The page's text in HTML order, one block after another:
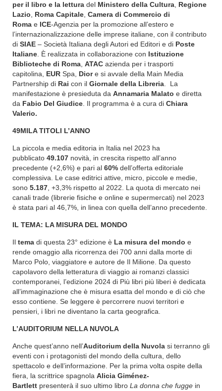
per il libro e la lettura del Ministero della Cultura Regione
Lazio
Roma Capitale Camera di Commercio di
Roma e ICE-Agenzia per la promozione all’estero e
l’internazionalizzazione delle imprese italiane, con il contributo
di SIAE – Società Italiana degli Autori ed Editori e di Poste
Italiane . È realizzata in collaborazione con Istituzione
Biblioteche di Roma ATAC azienda per i trasporti
capitolina, EUR Spa, Diore si avvale della Main Media
Partnership di Rai con il Giornale della Libreria . La
manifestazione è presieduta da Annamaria Malato e diretta
da Fabio Del Giudice . Il programma è a cura di Chiara
Valerio.
49MILA TITOLI L’ANNO
La piccola e media editoria in Italia nel 2023 ha
pubblicato 49.107 novità, in crescita rispetto all’anno
precedente (+2,6%) e pari al 60% dell’offerta editoriale
complessiva. Le case editrici attive, micro, piccole e medie,
sono 5.187 , +3,3% rispetto al 2022. La quota di mercato nei
canali trade (librerie fisiche e online e supermercati) nel 2023
è stata pari al 46,7%, in linea con quella dell’anno precedente.
IL TEMA: LA MISURA DEL MONDO
Il tema di questa 23° edizione è La misura del mondo e
rende omaggio alla ricorrenza dei 700 anni dalla morte di
Marco Polo, viaggiatore e autore de Il Milione. Da questo
capolavoro della letteratura di viaggio ai romanzi classici
contemporanei, l’edizione 2024 di Più libri più liberi è dedicata
all’immaginazione che è misura esatta del mondo e di ciò che
esso contiene. Se leggere è percorrere nuovi territori e
pensieri, i libri ne diventano la carta geografica.
L’AUDITORIUM NELLA NUVOLA
Anche quest’anno nell’Auditorium della Nuvola si terranno gli
eventi con i protagonisti del mondo della cultura, dello
spettacolo e dell’informazione. Per la prima volta ospite della
fiera, la scrittrice spagnola Alicia Giménez-
Bartlett presenterà il suo ultimo libro La donna che fugge in